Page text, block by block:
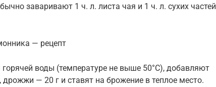
заваривают 1 ч. л. листа чая и 1 ч. л. сухих частей
— рецепт
воды (температуре не выше 50°С), добавляют
— 20 г и ставят на брожение в теплое место.